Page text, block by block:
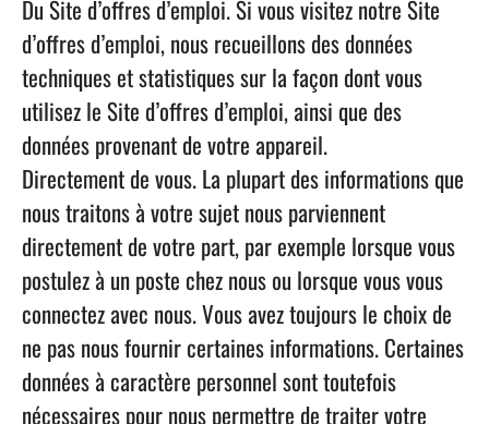
Du Site d’offres d’emploi.Si vous visitez notre Site
d’offres d’emploi, nous recueillons des données
techniques et statistiques sur la façon dont vous
utilisez le Site d’offres d’emploi, ainsi que des
données provenant de votre appareil.
Directement de vous.La plupart des informations que
nous traitons à votre sujet nous parviennent
directement de votre part, par exemple lorsque vous
postulez à un poste chez nous ou lorsque vous vous
connectez avec nous. Vous avez toujours le choix de
ne pas nous fournir certaines informations. Certaines
données à caractère personnel sont toutefois
nécessaires pour nous permettre de traiter votre